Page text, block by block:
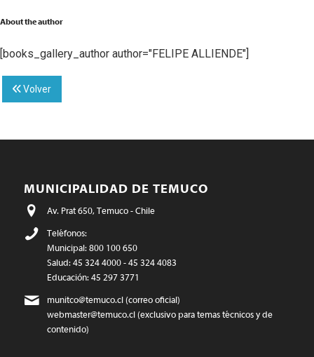
About the author
[books_gallery_author author="FELIPE ALLIENDE"]
Volver
MUNICIPALIDAD DE TEMUCO
Av. Prat 650, Temuco - Chile
Teléfonos:
Municipal: 800 100 650
Salud: 45 324 4000 - 45 324 4083
Educación: 45 297 3771
munitco@temuco.cl(correo oficial)
webmaster@temuco.cl(exclusivo para temas técnicos y de
contenido)